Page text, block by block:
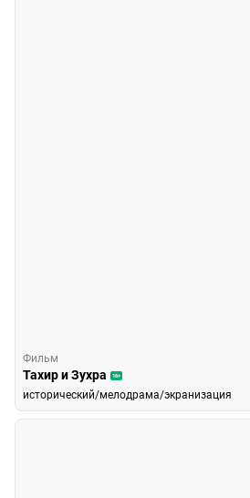
Фильм
Тахир и Зухра 16+
исторический/мелодрама/экранизация